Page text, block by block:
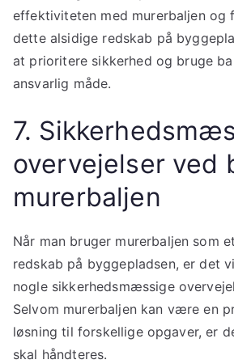
effektiviteten med murerbaljen og
dette alsidige redskab på
at prioritere sikkerhed og bruge
ansvarlig måde.
7.
overvejelser ved
murerbaljen
Når man bruger murerbaljen som
redskab på byggepladsen, er det
nogle sikkerhedsmæssige
Selvom murerbaljen kan være en
løsning til forskellige opgaver, er
skal håndteres.